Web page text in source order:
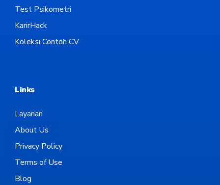
Test Psikometri
KarirHack
Koleksi Contoh CV
Links
Layanan
About Us
Privacy Policy
Terms of Use
Blog